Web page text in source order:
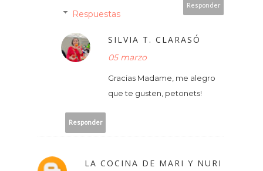
Responder
Respuestas
SILVIA T. CLARASÓ
05 marzo
Gracias Madame, me alegro
que te gusten, petonets!
Responder
LA COCINA DE MARI Y NURI